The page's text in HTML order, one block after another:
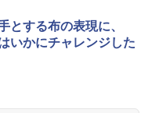
とする布の表現に、
いかにチャレンジした